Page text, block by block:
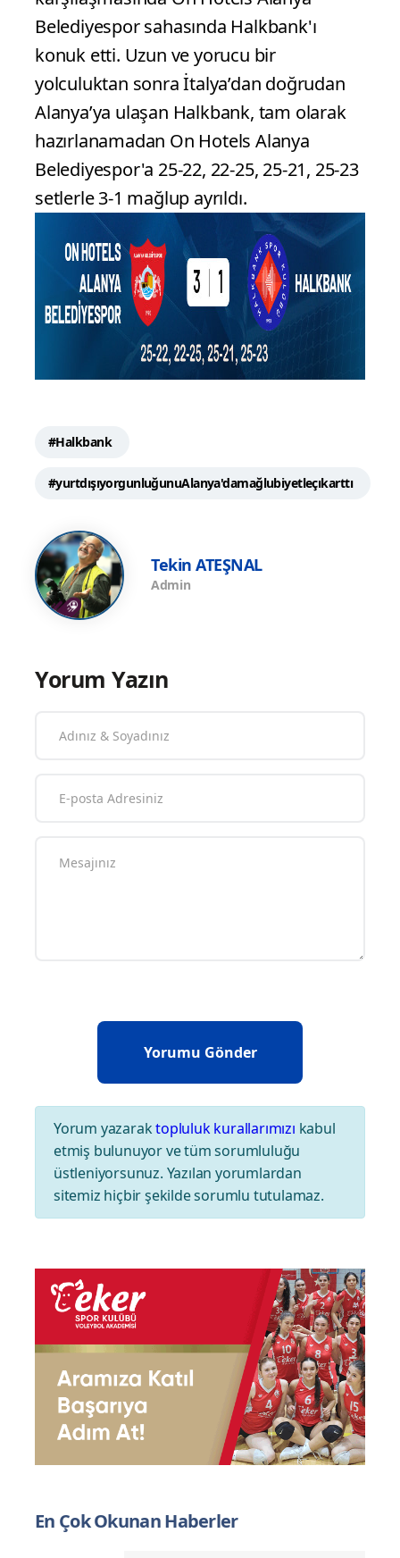
Belediyespor sahasında Halkbank'ı
konuk etti. Uzun ve yorucu bir
yolculuktan sonra İtalya’dan doğrudan
Alanya’ya ulaşan Halkbank, tam olarak
hazırlanamadan On Hotels Alanya
Belediyespor'a 25-22, 22-25, 25-21, 25-23
setlerle 3-1 mağlup ayrıldı.
#Halkbank
#yurtdışıyorgunluğunuAlanya'damağlubiyetleçıkarttı
Tekin ATEŞNAL
Admin
Yorum Yazın
Yorum yazaraktopluluk kurallarımızı kabul
etmiş bulunuyor ve tüm sorumluluğu
üstleniyorsunuz. Yazılan yorumlardan
sitemiz hiçbir şekilde sorumlu tutulamaz.
En Çok Okunan Haberler